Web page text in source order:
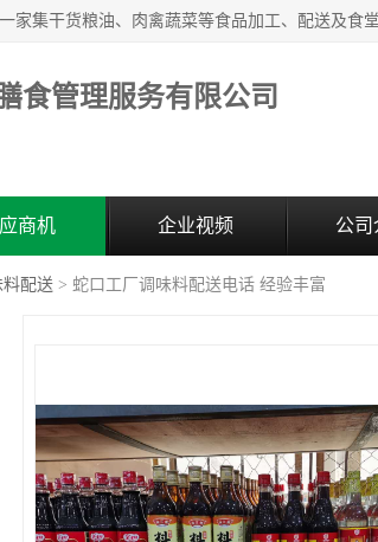
食管理服务有限公司
商机 企业视频 公司
料配送 > 蛇口工厂调味料配送电话 经验丰富